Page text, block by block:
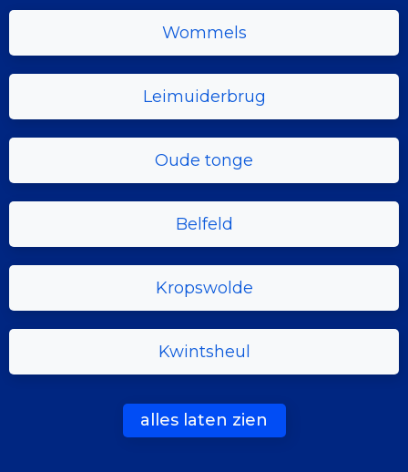
Wommels
Leimuiderbrug
Oude tonge
Belfeld
Kropswolde
Kwintsheul
alles laten zien